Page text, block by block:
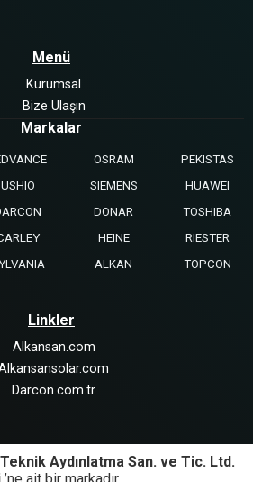
Menü
Kurumsal
Bize Ulaşın
Markalar
OSRAM
PEKISTAS
USHIO SIEMENS
HUAWEI
DONAR
TOSHIBA
HEINE
RIESTER
ALKAN
TOPCON
Linkler
Alkansan.com
Darcon.com.tr
Aydınlatma San. ve Tic. Ltd.